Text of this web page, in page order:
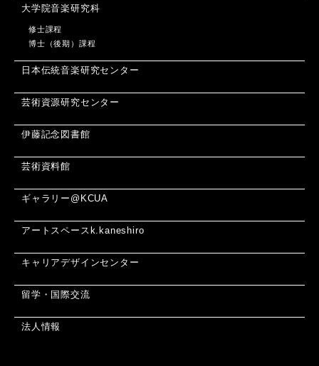
大学院音楽研究科
修士課程
博士（後期）課程
日本伝統音楽研究センター
芸術資源研究センター
伊藤記念図書館
芸術資料館
ギャラリー@KCUA
アートスペースk.kaneshiro
キャリアデザインセンター
留学・国際交流
法人情報